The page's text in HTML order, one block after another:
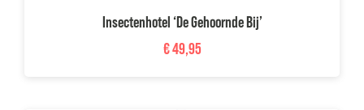
Insectenhotel ‘De Gehoornde Bij’
€49,95